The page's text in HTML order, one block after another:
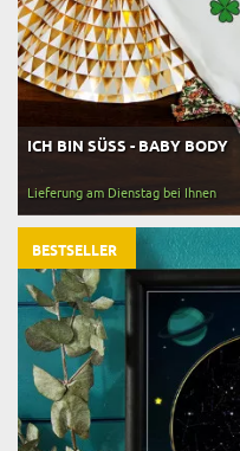
ICH BIN SÜSS - BABY BODY
Lieferung am Dienstag bei Ihnen
BESTSELLER